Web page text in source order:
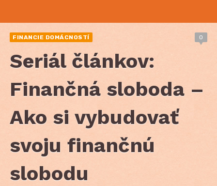
FINANCIE DOMÁCNOSTÍ 0
Seriál článkov:
Finančná sloboda –
Ako si vybudovať
svoju finančnú
slobodu